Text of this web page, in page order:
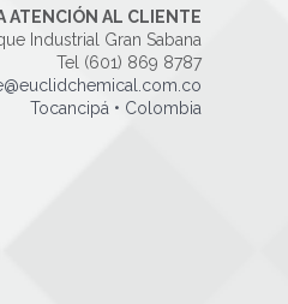
ATENCIÓN AL CLIENTE
Industrial Gran Sabana
Tel (601) 869 8787
Tocancipá • Colombia